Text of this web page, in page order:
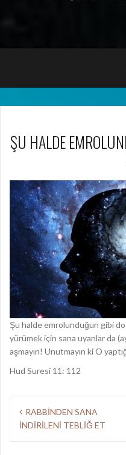
ŞU HALDE
Şu halde emrolunduğun gibi
yürümek için sana uyanlar da
aşmayın! Unutmayın ki O
Hud Suresi 11: 112
RABBİNDEN SANA
İNDİRİLENİ TEBLİĞ ET